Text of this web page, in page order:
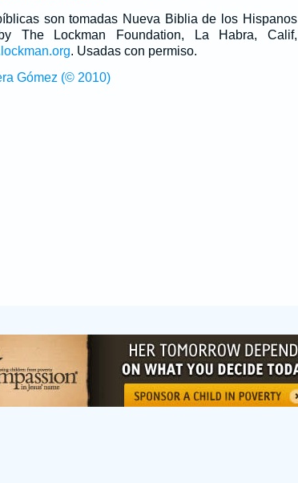
son tomadas Nueva Biblia de los Hispanos
The Lockman Foundation, La Habra, Calif,
. Usadas con permiso.
Gómez (© 2010)